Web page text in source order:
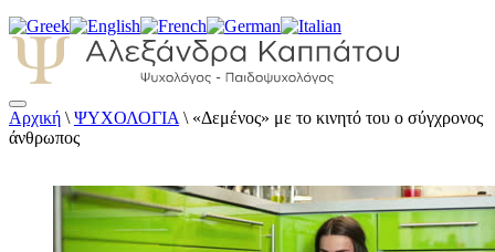
Αλεξάνδρα Καππάτου Ψυχολόγος –
Παιδοψυχολόγος
Αρχική \ ΨΥΧΟΛΟΓΙΑ \ «Δεμένος» με το κινητό του ο σύγχρονος
άνθρωπος